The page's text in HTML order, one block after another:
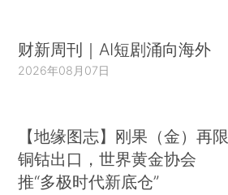
财新周刊｜AI短剧涌向海外
2026年08月07日
【地缘图志】刚果（金）再限
铜钴出口，世界黄金协会
推“多极时代新底仓”